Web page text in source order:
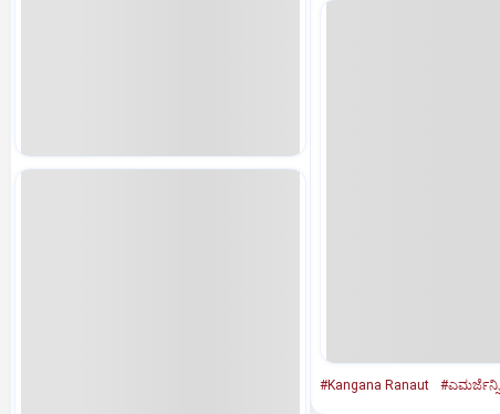
#Kangana Ranaut #ಎಮರ್ಜೆನ್ಸಿ